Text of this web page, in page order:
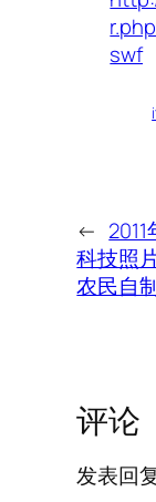
swf
←
科技照
农民自
评论
发表回